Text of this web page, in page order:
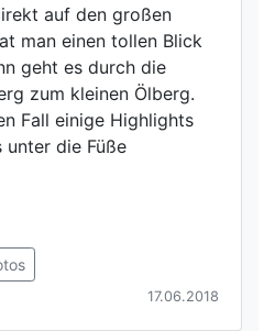
auf den großen
man einen tollen Blick
geht es durch die
zum kleinen Ölberg.
Fall einige Highlights
unter die Füße
17.06.2018